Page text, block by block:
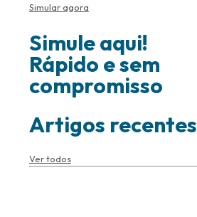
Simular agora
Simule aqui!
Rápido e sem
compromisso
Artigos recentes
Ver todos